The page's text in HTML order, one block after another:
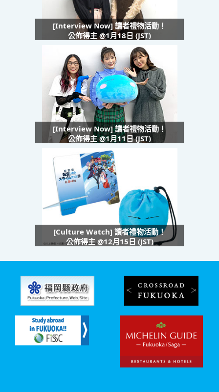
[Interview Now] 讀者禮物活動！
公佈得主 @1月18日 (JST)
[Interview Now] 讀者禮物活動！
公佈得主 @1月11日 (JST)
[Culture Watch] 讀者禮物活動！
公佈得主 @12月15日 (JST)